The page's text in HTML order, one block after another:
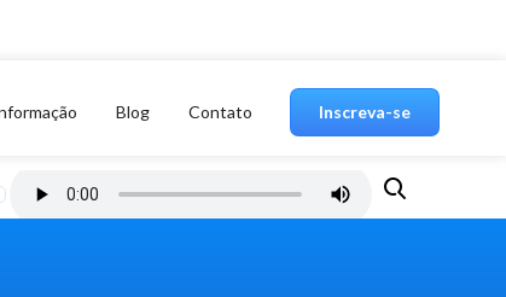
Blog Contato Inscreva-se